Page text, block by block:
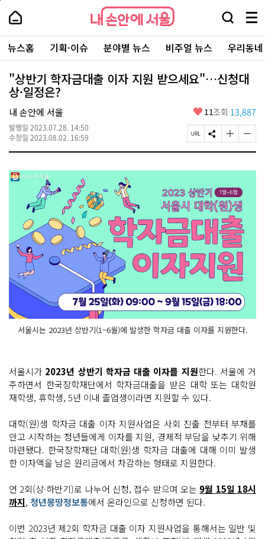
본
로
가
내
손
안
에
서
울
-
서
울
시
대
표
소
통
포
내
손
에
울
검
창
열
기
메
뉴
전
체
보
주
요
서
뉴스홈 기획·이슈 분야별 뉴스 비주얼 뉴스 우리동
"상반기 학자금대출 이자 지원 받으세요"…신청대
상·일정은?
내 손안에 서울
발행일 2023.07.28. 14:50
수정일 2023.08.02. 16:59
좋
요
11조회 13,887
페
이
U
L
복
사
S
N
공
하
기
글
자
기
게
변
경
하
기
글
자
기
서울시는 2023년 상반기(1~6월)에 발생한 학자금 대출 이자를 지원한다.
서울시가 2023년 상반기 학자금 대출 이자를 지원한다. 서울에 거
주하면서 한국장학재단에서 학자금대출을 받은 대학 또는 대학원
재학생, 휴학생, 5년 이내 졸업생이라면 지원할 수 있다.
대학(원)생 학자금 대출 이자 지원사업은 사회 진출 전부터 부채를
안고 시작하는 청년들에게 이자를 지원, 경제적 부담을 낮추기 위해
마련됐다. 한국장학재단 대학(원)생 학자금 대출에 대해 이미 발생
한 이자액을 남은 원리금에서 차감하는 형태로 지원한다.
연 2회(상·하반기)로 나누어 신청, 접수 받으며 오는 9월 15일 18시
까지, 청년몽땅정보통에서 온라인으로 신청하면 된다.
이번 2023년 제2회 학자금 대출 이자 지원사업을 통해서는 일반 및
페
상
단
로